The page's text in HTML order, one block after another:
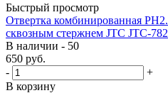
Быстрый просмотр
Отвертка комбинированная
сквозным стержнем JTC JTC-
В наличии - 50
650 руб.
-
+
В корзину